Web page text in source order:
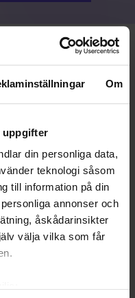
Om
uppgifter
din personliga data,
teknologi såsom
till information på din
annonser och
åskådarinsikter
välja vilka som får